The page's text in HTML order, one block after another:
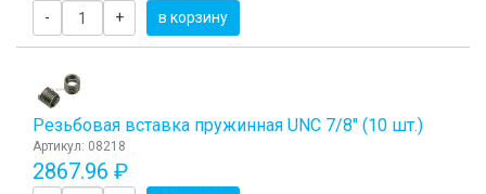
- + в корзину
Резьбовая вставка пружинная UNC 7/8" (10 шт.)
Артикул: 08218
2867.96 ₽